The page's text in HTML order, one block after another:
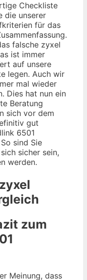
Checkliste
die unserer
für das
falsche zyxel
ist immer
auf unsere
legen. Auch wir
mal wieder
Dies hat nun ein
Beratung
sich vor dem
gut
6501
sind Sie
sicher sein,
werden.
zyxel
zum
Meinung, dass